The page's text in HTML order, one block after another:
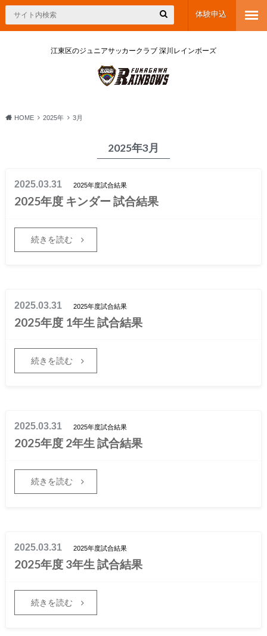
江東区のジュニアサッカークラブ 深川レインボーズ
体験申込
HOME 2025年 3月
2025年3月
2025.03.31 2025年度試合結果
2025年度 キンダー 試合結果
続きを読む
2025.03.31 2025年度試合結果
2025年度 1年生 試合結果
続きを読む
2025.03.31 2025年度試合結果
2025年度 2年生 試合結果
続きを読む
2025.03.31 2025年度試合結果
2025年度 3年生 試合結果
続きを読む